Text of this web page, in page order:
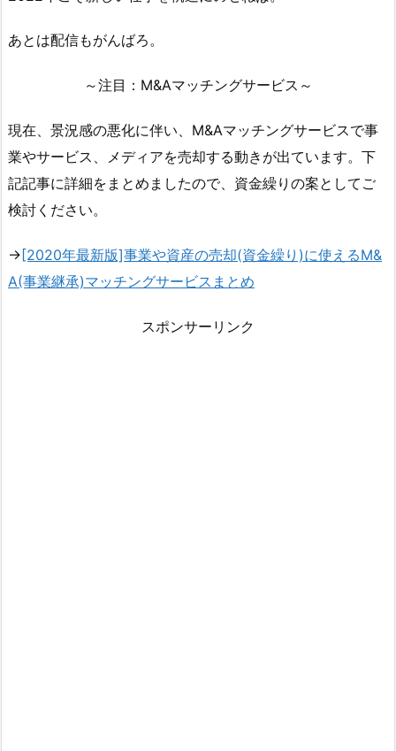
あとは配信もがんばろ。
～注目：M&Aマッチングサービス～
現在、景況感の悪化に伴い、M&Aマッチングサービスで事
業やサービス、メディアを売却する動きが出ています。下
記記事に詳細をまとめましたので、資金繰りの案としてご
検討ください。
→[2020年最新版]事業や資産の売却(資金繰り)に使えるM&
A(事業継承)マッチングサービスまとめ
スポンサーリンク